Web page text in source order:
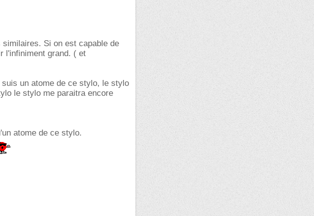
Si on est capable de
l'infiniment grand. ( et
un atome de ce stylo, le stylo
le stylo me paraitra encore
atome de ce stylo.